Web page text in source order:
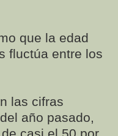
que la edad
fluctúa entre los
las cifras
año pasado,
casi el 50 por